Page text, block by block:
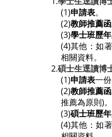
(1)申請表。
(2)教師推薦函
(3)學士班歷
(4)其他：如
相關資料。
2.碩士生逕讀博
(1)申請表一份
(2)教師推薦函
推薦為原則)。
(3)碩士班歷
(4)其他：如